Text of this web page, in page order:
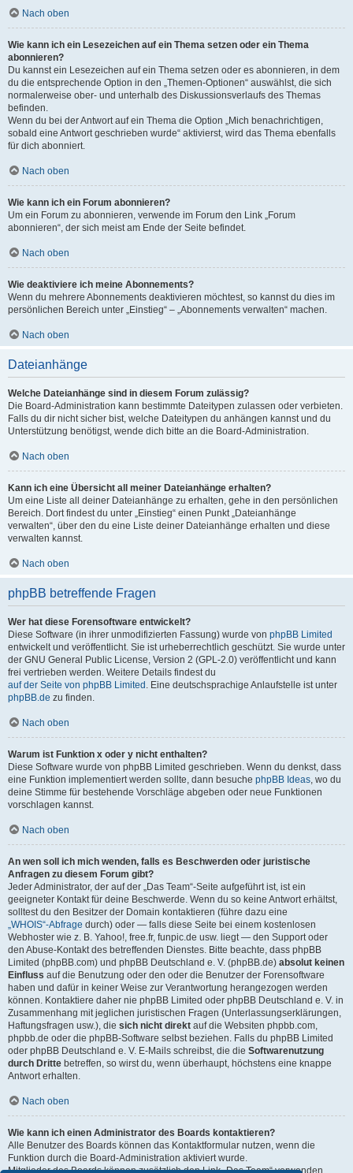
Nach oben
Wie kann ich ein Lesezeichen auf ein Thema setzen oder ein Thema
abonnieren?
Du kannst ein Lesezeichen auf ein Thema setzen oder es abonnieren, in dem
du die entsprechende Option in den „Themen-Optionen“ auswählst, die sich
normalerweise ober- und unterhalb des Diskussionsverlaufs des Themas
befinden.
Wenn du bei der Antwort auf ein Thema die Option „Mich benachrichtigen,
sobald eine Antwort geschrieben wurde“ aktivierst, wird das Thema ebenfalls
für dich abonniert.
Nach oben
Wie kann ich ein Forum abonnieren?
Um ein Forum zu abonnieren, verwende im Forum den Link „Forum
abonnieren“, der sich meist am Ende der Seite befindet.
Nach oben
Wie deaktiviere ich meine Abonnements?
Wenn du mehrere Abonnements deaktivieren möchtest, so kannst du dies im
persönlichen Bereich unter „Einstieg“ – „Abonnements verwalten“ machen.
Nach oben
Dateianhänge
Welche Dateianhänge sind in diesem Forum zulässig?
Die Board-Administration kann bestimmte Dateitypen zulassen oder verbieten.
Falls du dir nicht sicher bist, welche Dateitypen du anhängen kannst und du
Unterstützung benötigst, wende dich bitte an die Board-Administration.
Nach oben
Kann ich eine Übersicht all meiner Dateianhänge erhalten?
Um eine Liste all deiner Dateianhänge zu erhalten, gehe in den persönlichen
Bereich. Dort findest du unter „Einstieg“ einen Punkt „Dateianhänge
verwalten“, über den du eine Liste deiner Dateianhänge erhalten und diese
verwalten kannst.
Nach oben
phpBB betreffende Fragen
Wer hat diese Forensoftware entwickelt?
Diese Software (in ihrer unmodifizierten Fassung) wurde von phpBB Limited
entwickelt und veröffentlicht. Sie ist urheberrechtlich geschützt. Sie wurde unter
der GNU General Public License, Version 2 (GPL-2.0) veröffentlicht und kann
frei vertrieben werden. Weitere Details findest du
auf der Seite von phpBB Limited . Eine deutschsprachige Anlaufstelle ist unter
phpBB.de zu finden.
Nach oben
Warum ist Funktion x oder y nicht enthalten?
Diese Software wurde von phpBB Limited geschrieben. Wenn du denkst, dass
eine Funktion implementiert werden sollte, dann besuche phpBB Ideas, wo du
deine Stimme für bestehende Vorschläge abgeben oder neue Funktionen
vorschlagen kannst.
Nach oben
An wen soll ich mich wenden, falls es Beschwerden oder juristische
Anfragen zu diesem Forum gibt?
Jeder Administrator, der auf der „Das Team“-Seite aufgeführt ist, ist ein
geeigneter Kontakt für deine Beschwerde. Wenn du so keine Antwort erhältst,
solltest du den Besitzer der Domain kontaktieren (führe dazu eine
„WHOIS“-Abfrage durch) oder — falls diese Seite bei einem kostenlosen
Webhoster wie z. B. Yahoo!, free.fr, funpic.de usw. liegt — den Support oder
den Abuse-Kontakt des betreffenden Dienstes. Bitte beachte, dass phpBB
Limited (phpBB.com) und phpBB Deutschland e. V. (phpBB.de) absolut keinen
Einfluss auf die Benutzung oder den oder die Benutzer der Forensoftware
haben und dafür in keiner Weise zur Verantwortung herangezogen werden
können. Kontaktiere daher nie phpBB Limited oder phpBB Deutschland e. V. in
Zusammenhang mit jeglichen juristischen Fragen (Unterlassungserklärungen,
Haftungsfragen usw.), die sich nicht direkt auf die Websiten phpbb.com,
phpbb.de oder die phpBB-Software selbst beziehen. Falls du phpBB Limited
oder phpBB Deutschland e. V. E-Mails schreibst, die die Softwarenutzung
durch Dritte betreffen, so wirst du, wenn überhaupt, höchstens eine knappe
Antwort erhalten.
Nach oben
Wie kann ich einen Administrator des Boards kontaktieren?
Alle Benutzer des Boards können das Kontaktformular nutzen, wenn die
Funktion durch die Board-Administration aktiviert wurde.
Mitglieder des Boards können zusätzlich den Link „Das Team“ verwenden.